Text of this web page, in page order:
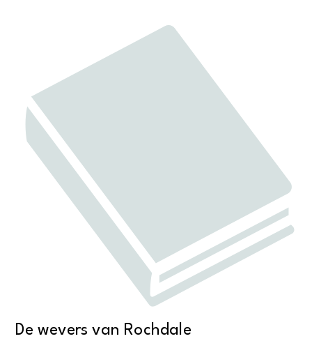
De wevers van Rochdale